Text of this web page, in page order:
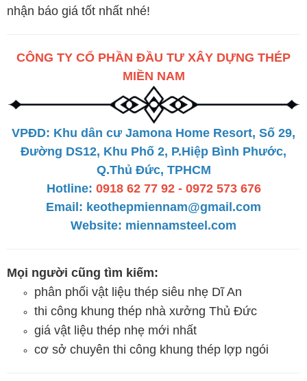
nhận báo giá tốt nhất nhé!
CÔNG TY CỔ PHẦN ĐẦU TƯ XÂY DỰNG THÉP
MIỀN NAM
VPĐD: Khu dân cư Jamona Home Resort, Số 29,
Đường DS12, Khu Phố 2, P.Hiệp Bình Phước,
Q.Thủ Đức, TPHCM
Hotline: 0918 62 77 92 - 0972 573 676
Email: keothepmiennam@gmail.com
Website: miennamsteel.com
Mọi người cũng tìm kiếm:
phân phối vật liệu thép siêu nhẹ Dĩ An
thi công khung thép nhà xưởng Thủ Đức
giá vật liệu thép nhẹ mới nhất
cơ sở chuyên thi công khung thép lợp ngói